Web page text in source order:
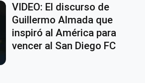
VIDEO: El discurso de
Guillermo Almada que
inspiró al América para
vencer al San Diego FC